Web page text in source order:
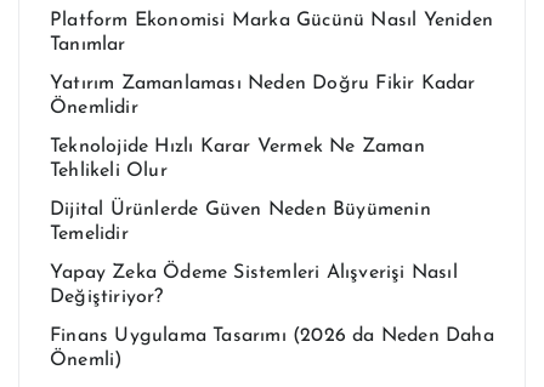
Platform Ekonomisi Marka Gücünü Nasıl Yeniden
Tanımlar
Yatırım Zamanlaması Neden Doğru Fikir Kadar
Önemlidir
Teknolojide Hızlı Karar Vermek Ne Zaman
Tehlikeli Olur
Dijital Ürünlerde Güven Neden Büyümenin
Temelidir
Yapay Zeka Ödeme Sistemleri Alışverişi Nasıl
Değiştiriyor?
Finans Uygulama Tasarımı (2026 da Neden Daha
Önemli)